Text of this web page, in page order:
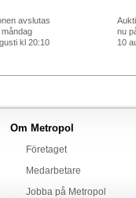
avslutas
kl 20:10
nu
10
Om Metropol
Företaget
Medarbetare
Jobba på Metropol